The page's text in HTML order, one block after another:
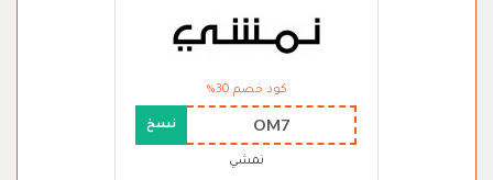
كود خصم 30%
OM7 نسخ
نمشي